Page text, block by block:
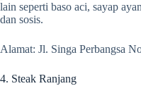
lain seperti baso aci, sayap
dan sosis.
Alamat: Jl. Singa Perbangsa
4. Steak Ranjang